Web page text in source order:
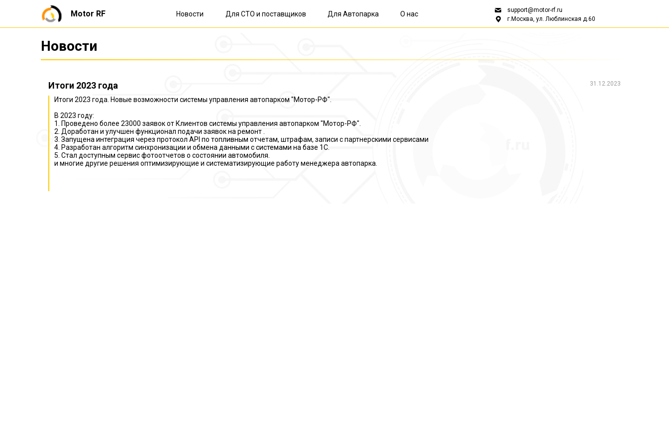
Motor RF Новости Для СТО и поставщиков Для Автопарка О нас
support@motor-rf.ru
г.Москва, ул. Люблинская д.60
Новости
Итоги 2023 года 31.12.2023
Итоги 2023 года. Новые возможности системы управления автопарком "Мотор-РФ".
В 2023 году:
1. Проведено более 23000 заявок от Клиентов системы управления автопарком "Мотор-РФ".
2. Доработан и улучшен функционал подачи заявок на ремонт .
3. Запущена интеграция через протокол API по топливным отчетам, штрафам, записи с партнерскими сервисами
4. Разработан алгоритм синхронизации и обмена данными с системами на базе 1С.
5. Стал доступным сервис фотоотчетов о состоянии автомобиля.
и многие другие решения оптимизирующие и систематизирующие работу менеджера автопарка.